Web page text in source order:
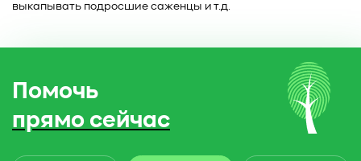
выкапывать подросшие саженцы и т.д.
Помочь
прямо сейчас